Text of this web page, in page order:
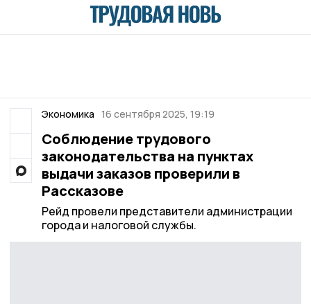
Экономика 16 сентября 2025, 19:19
Соблюдение трудового
законодательства на пунктах
выдачи заказов проверили в
Рассказове
Рейд провели представители администрации
города и налоговой службы.